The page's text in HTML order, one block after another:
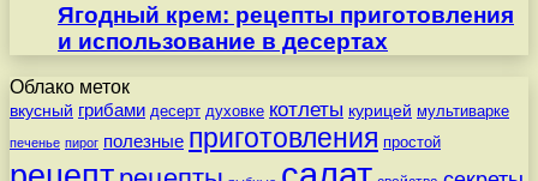
Ягодный крем: рецепты приготовления
и использование в десертах
Облако меток
вкусный грибами десерт духовке котлеты курицей мультиварке
печенье пирог полезные приготовления простой